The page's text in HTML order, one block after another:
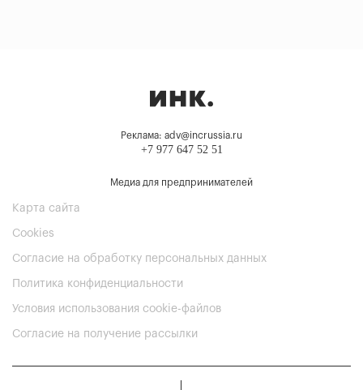
Реклама: adv@incrussia.ru
+7 977 647 52 51
Медиа для предпринимателей
Карта сайта
Cookies
Согласие на обработку персональных данных
Политика конфиденциальности
Условия использования cookie-файлов
Согласие на получение рассылки